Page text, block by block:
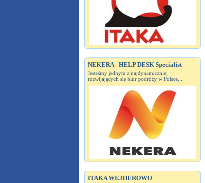
NEKERA - HELP DESK Specialist
Jesteśmy jednym z najdynamiczniej
rozwijających się biur podróży w Polsce,...
ITAKA WEJHEROWO